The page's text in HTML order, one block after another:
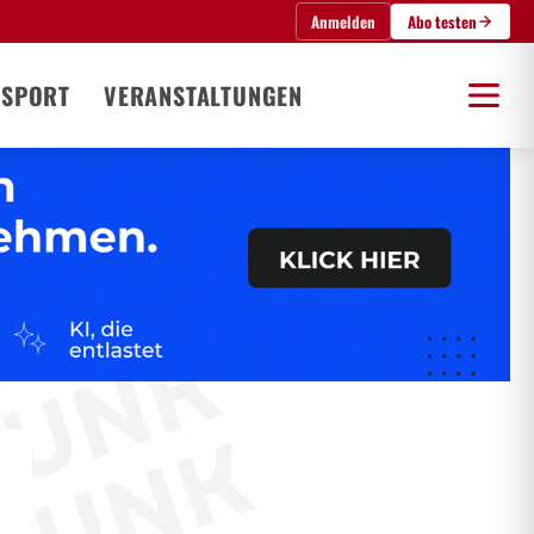
Anmelden Abo testen
SPORT VERANSTALTUNGEN